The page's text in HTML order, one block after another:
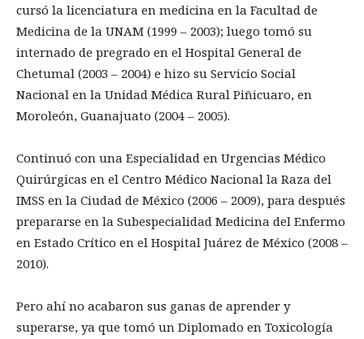
cursó la licenciatura en medicina en la Facultad de
Medicina de la UNAM (1999 – 2003); luego tomó su
internado de pregrado en el Hospital General de
Chetumal (2003 – 2004) e hizo su Servicio Social
Nacional en la Unidad Médica Rural Piñicuaro, en
Moroleón, Guanajuato (2004 – 2005).
Continuó con una Especialidad en Urgencias Médico
Quirúrgicas en el Centro Médico Nacional la Raza del
IMSS en la Ciudad de México (2006 – 2009), para después
prepararse en la Subespecialidad Medicina del Enfermo
en Estado Crítico en el Hospital Juárez de México (2008 –
2010).
Pero ahí no acabaron sus ganas de aprender y
superarse, ya que tomó un Diplomado en Toxicología